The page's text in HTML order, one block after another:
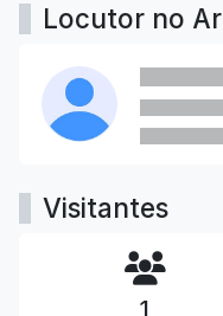
Locutor no Ar
Visitantes
1